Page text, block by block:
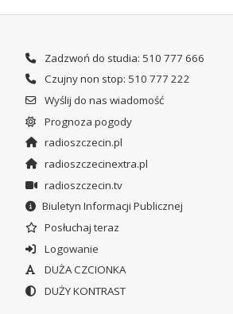
Zadzwoń do studia: 510 777 666
Czujny non stop: 510 777 222
Wyślij do nas wiadomość
Prognoza pogody
radioszczecin.pl
radioszczecinextra.pl
radioszczecin.tv
Biuletyn Informacji Publicznej
Posłuchaj teraz
Logowanie
DUŻA CZCIONKA
DUŻY KONTRAST